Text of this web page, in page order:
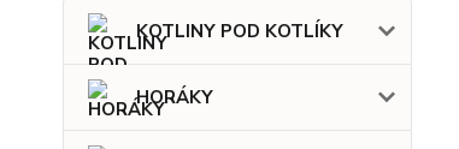
KOTLINY POD KOTLÍKY
HORÁKY